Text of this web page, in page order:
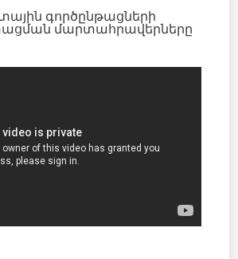
գործընթացների
մարտահրավերները